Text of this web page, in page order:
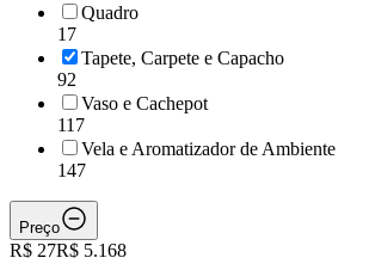
Quadro
17
Tapete, Carpete e Capacho
92
Vaso e Cachepot
117
Vela e Aromatizador de Ambiente
147
Preço
R$ 27R$ 5.168